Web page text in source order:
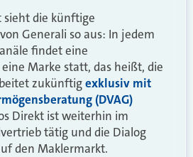
sieht die künftige
Generali so aus: In jedem
findet eine
Marke statt, das heißt, die
zukünftigexklusiv mit
(DVAG)
Direkt ist weiterhin im
tätig und die Dialog
den Maklermarkt.